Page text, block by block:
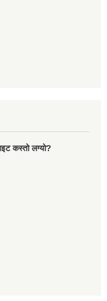
कस्तो लग्यो?